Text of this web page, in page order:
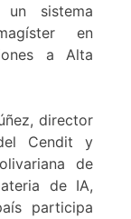
un sistema
en
a Alta
director
Cendit y
de
de IA,
participa